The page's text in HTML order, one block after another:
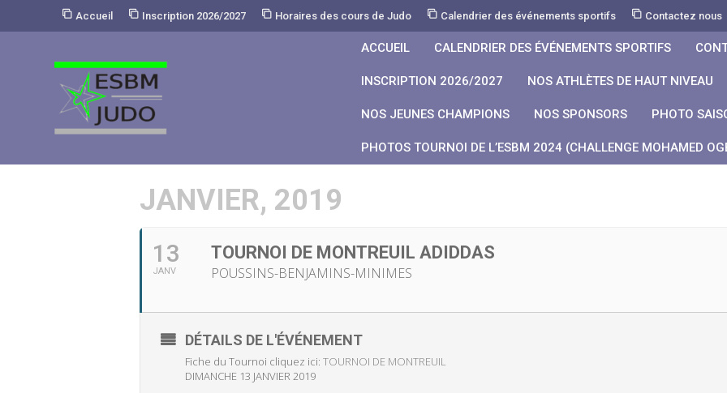
Accueil Inscription 2026/2027 Horaires des cours de Judo Calendrier des événements sportifs Contactez nous
ACCUEIL CALENDRIER DES ÉVÉNEMENTS SPORTIFS
INSCRIPTION 2026/2027 NOS ATHLÈTES DE HAUT NIVEAU
NOS JEUNES CHAMPIONS NOS SPONSORS PHOTO
PHOTOS TOURNOI DE L’ESBM 2024 (CHALLENGE MOHAMED
JANVIER, 2019
13
JANV
TOURNOI DE MONTREUIL ADIDDAS
POUSSINS-BENJAMINS-MINIMES
DÉTAILS DE L'ÉVÉNEMENT
Fiche du Tournoi cliquez ici: TOURNOI DE MONTREUIL
DIMANCHE 13 JANVIER 2019